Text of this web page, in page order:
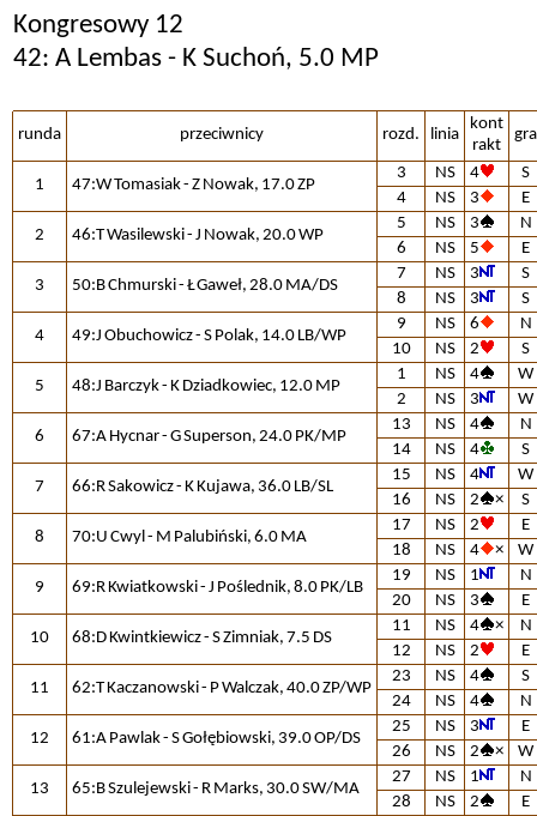
Kongresowy 12
42: A Lembas - K Suchoń, 5.0 MP
runda przeciwnicy rozd. linia
kont
rakt
gra
1 47:W Tomasiak - Z Nowak, 17.0 ZP
3 NS 4
S
4
NS 3 E
2 46:T Wasilewski - J Nowak, 20.0 WP
5 NS 3
N
6
NS 5 E
3 50:B Chmurski - Ł Gaweł, 28.0 MA/DS
7 NS 3
S
8
NS 3 S
4 49:J Obuchowicz - S Polak, 14.0 LB/WP
9 NS 6
N
10
NS 2 S
5 48:J Barczyk - K Dziadkowiec, 12.0 MP
1 NS 4
W
2
NS 3 W
6 67:A Hycnar - G Superson, 24.0 PK/MP
13 NS 4
N
14
NS 4 S
7 66:R Sakowicz - K Kujawa, 36.0 LB/SL
15 NS 4
W
16
NS 2 × S
8 70:U Cwyl - M Palubiński, 6.0 MA
17 NS 2
E
18
NS 4 × W
9 69:R Kwiatkowski - J Poślednik, 8.0 PK/LB
19 NS 1
N
20
NS 3 E
10 68:D Kwintkiewicz - S Zimniak, 7.5 DS
11 NS 4 ×
N
12
NS 2 E
11 62:T Kaczanowski - P Walczak, 40.0 ZP/WP
23 NS 4
S
24
NS 4 N
12 61:A Pawlak - S Gołębiowski, 39.0 OP/DS
25 NS 3
E
26
NS 2 × W
13 65:B Szulejewski - R Marks, 30.0 SW/MA
27 NS 1
N
28
NS 2 E